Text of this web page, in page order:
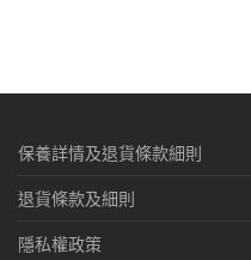
保養詳情及退貨條款細則
退貨條款及細則
隱私權政策